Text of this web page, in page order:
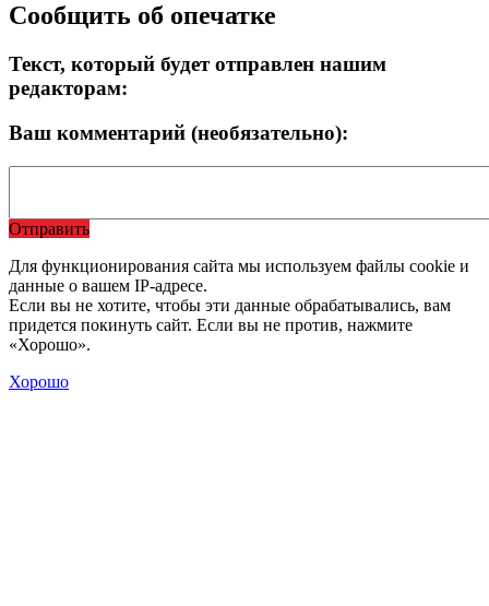
Сообщить об опечатке
Текст, который будет отправлен нашим
редакторам:
Ваш комментарий (необязательно):
Отправить
Для функционирования сайта мы используем файлы cookie и
данные о вашем IP-адресе.
Если вы не хотите, чтобы эти данные обрабатывались, вам
придется покинуть сайт. Если вы не против, нажмите
«Хорошо».
Хорошо